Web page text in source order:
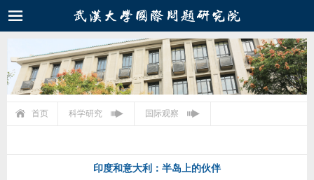
首页 科学研究 国际观察
印度和意大利：半岛上的伙伴